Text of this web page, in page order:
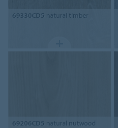
69330CD5 natural timber
69206CD5 natural nutwood